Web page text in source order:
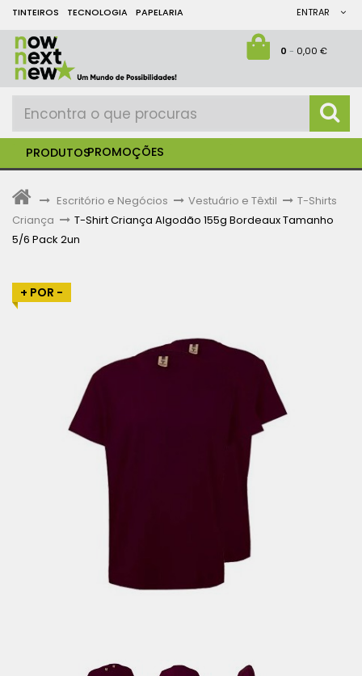
TINTEIROS TECNOLOGIA PAPELARIA ENTRAR
0- 0,00 €
PRODUTOSPROMOÇÕES
> Escritório e Negócios > Vestuário e Têxtil > T-Shirts
Criança > T-Shirt Criança Algodão 155g Bordeaux Tamanho
5/6 Pack 2un
+ POR -